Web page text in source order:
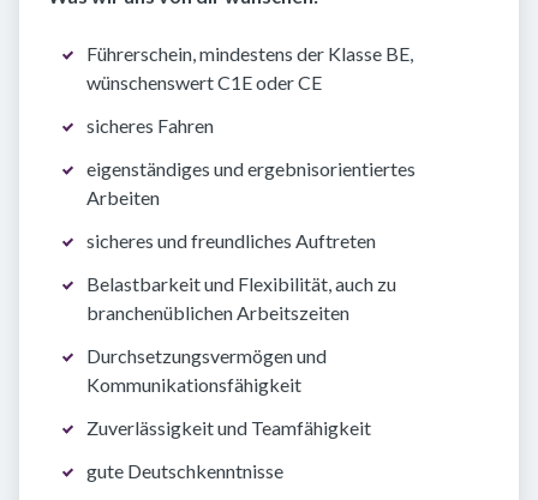
Führerschein, mindestens der Klasse BE,
wünschenswert C1E oder CE
sicheres Fahren
eigenständiges und ergebnisorientiertes
Arbeiten
sicheres und freundliches Auftreten
Belastbarkeit und Flexibilität, auch zu
branchenüblichen Arbeitszeiten
Durchsetzungsvermögen und
Kommunikationsfähigkeit
Zuverlässigkeit und Teamfähigkeit
gute Deutschkenntnisse